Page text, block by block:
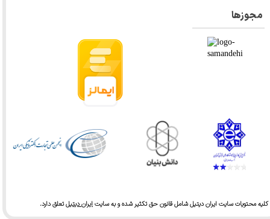
محتویات سایت ایران دیتیل شامل قانون حق تکثیر شده و به سایتایران دیتیلتعلق دارد.​​​​​​​
مجوزها